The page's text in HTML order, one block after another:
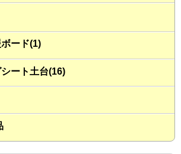
ード(1)
ート土台(16)